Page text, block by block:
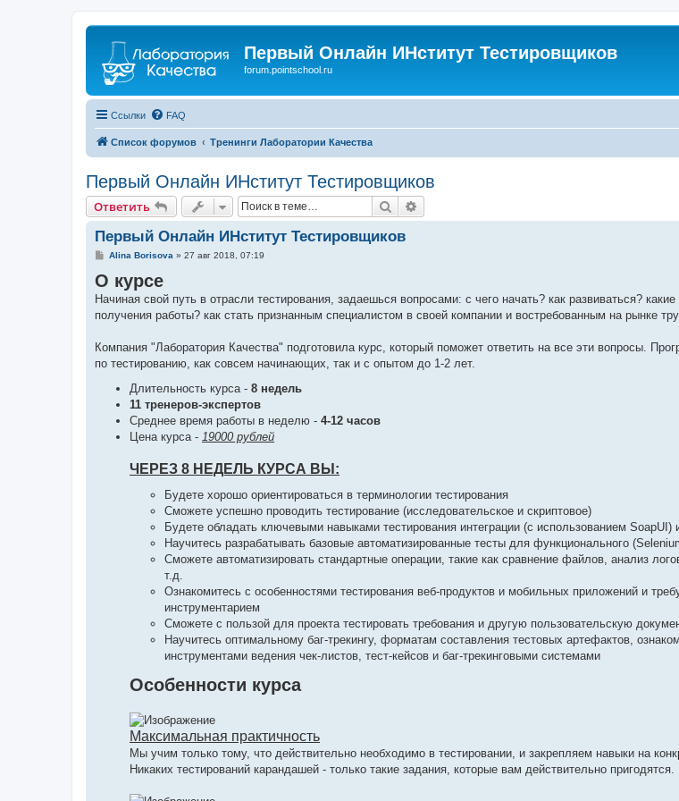
Первый Онлайн ИНститут Тестировщиков
forum.pointschool.ru
Ссылки FAQ
Список форумов Тренинги Лаборатории Качества
Первый Онлайн ИНститут Тестировщиков
Ответить Поиск
Первый Онлайн ИНститут Тестировщиков
С
о
б
щ
н
Alina Borisova » 27 авг 2018, 07:19
О курсе
Начиная свой путь в отрасли тестирования, задаешься вопросами: с чего начать? как развиваться?
получения работы? как стать признанным специалистом в своей компании и востребованным на рынке
Компания "Лаборатория Качества" подготовила курс, который поможет ответить на все эти вопросы.
по тестированию, как совсем начинающих, так и с опытом до 1-2 лет.
Длительность курса - 8 недель
11 тренеров-экспертов
Среднее время работы в неделю - 4-12 часов
Цена курса - 19000 рублей
ЧЕРЕЗ 8 НЕДЕЛЬ КУРСА ВЫ:
Будете хорошо ориентироваться в терминологии тестирования
Сможете успешно проводить тестирование (исследовательское и скриптовое)
Будете обладать ключевыми навыками тестирования интеграции (с использованием SoapUI)
Научитесь разрабатывать базовые автоматизированные тесты для функционального
Сможете автоматизировать стандартные операции, такие как сравнение файлов, анализ
т.д.
Ознакомитесь с особенностями тестирования веб-продуктов и мобильных приложений и
инструментарием
Сможете с пользой для проекта тестировать требования и другую пользовательскую
Научитесь оптимальному баг-трекингу, форматам составления тестовых артефактов,
инструментами ведения чек-листов, тест-кейсов и баг-трекинговыми системами
Особенности курса
Максимальная практичность
Мы учим только тому, что действительно необходимо в тестировании, и закрепляем навыки на
Никаких тестирований карандашей - только такие задания, которые вам действительно пригодятся.